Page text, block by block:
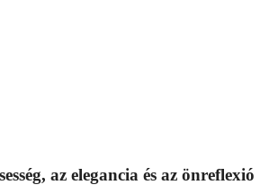
az elegancia és az önreflexió